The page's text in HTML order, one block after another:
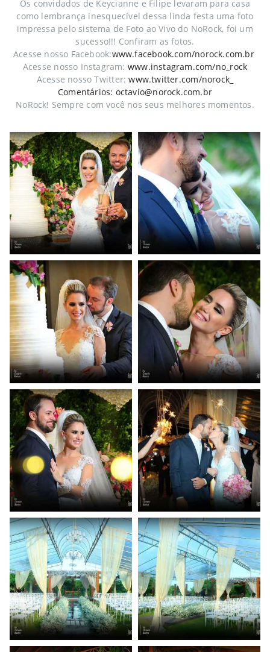
Os convidados de Keycianne e Filipe levaram para casa
como lembrança inesquecível dessa linda festa uma foto
impressa pelo sistema de Foto ao Vivo do NoRock, foi um
sucesso!!! Confiram as fotos.
Acesse nosso Facebook:www.facebook.com/norock.com.br
Acesse nosso Instagram: www.instagram.com/no_rock
Acesse nosso Twitter:www.twitter.com/norock_
Comentários: octavio@norock.com.br
NoRock! Sempre com você nos seus melhores momentos.